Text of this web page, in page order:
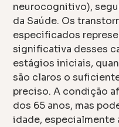
neurocognitivo),
da Saúde. Os
especificados
significativa desses
estágios iniciais,
são claros o
preciso. A condição
dos 65 anos, mas
idade, especialmente